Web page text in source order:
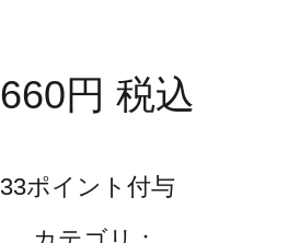
660円 税込
33ポイント付与